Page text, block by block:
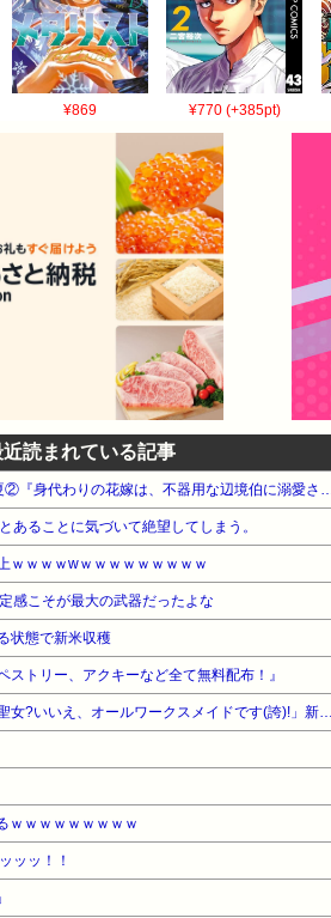
¥869 ¥770 (+385pt)
近読まれている記事
あることに気づいて絶望してしまう。
ｗｗｗｗwｗｗｗｗｗｗｗｗｗ
感こそが最大の武器だったよな
状態で新米収穫
ストリー、アクキーなど全て無料配布！』
ｗｗｗｗｗｗｗｗｗ
ッッ！！